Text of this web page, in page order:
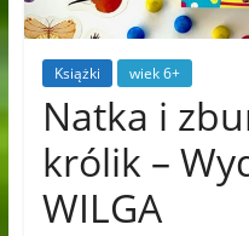
Książki wiek 6+
Natka i
królik –
WILGA